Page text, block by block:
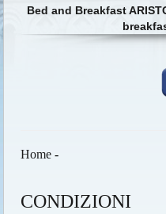
Bed and Breakfast
Home -
CONDIZIONI